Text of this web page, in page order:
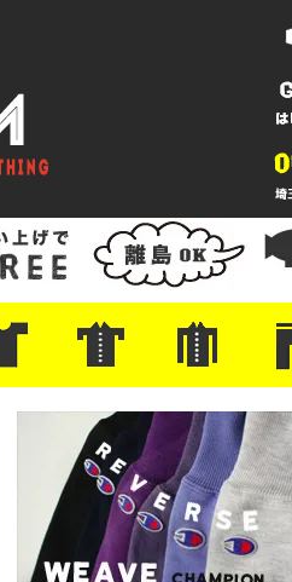
カートTシャツ
/ツアー
クター
adidas/スポーツ
ピオン
/スケート
ダー/総柄/無地
トボール/リンガー
クトップ/NBA・ポロシャツ
・半袖シャツ
・アロハ/サーフ/ボーリング
・ラルフ/ブランド
・無地/チェック/ストラ
・ワーク/ミリタリー/ウ
・ネル/ウール ・ショ
・アウ
・ジー
・
・ミリ
・コー
・コッ
・オー
・ジャ
ン